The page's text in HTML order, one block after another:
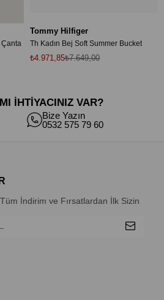
Tommy Hilfiger
Th Kadın Bej Soft Summer Bucket
₺4.971,85₺7.649,00
İHTİYACINIZ VAR?
Bize Yazın
0532 575 79 60
İndirim ve Fırsatlardan İlk Sizin